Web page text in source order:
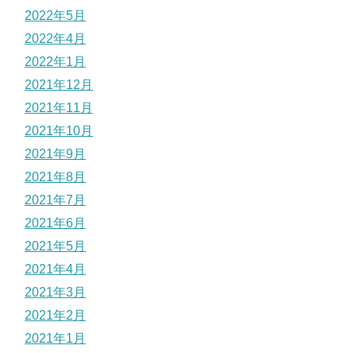
2022年5月
2022年4月
2022年1月
2021年12月
2021年11月
2021年10月
2021年9月
2021年8月
2021年7月
2021年6月
2021年5月
2021年4月
2021年3月
2021年2月
2021年1月